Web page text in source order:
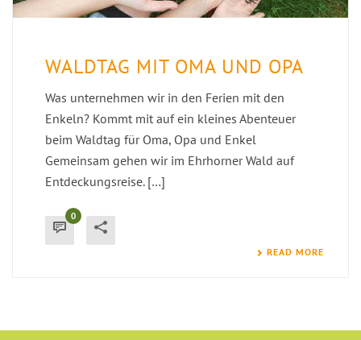
WALDTAG MIT OMA UND OPA
Was unternehmen wir in den Ferien mit den
Enkeln? Kommt mit auf ein kleines Abenteuer
beim Waldtag für Oma, Opa und Enkel
Gemeinsam gehen wir im Ehrhorner Wald auf
Entdeckungsreise. […]
0
READ MORE